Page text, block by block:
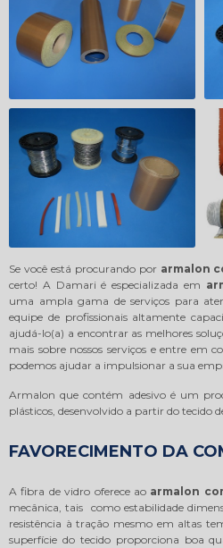
Se você está procurando por armalon
certo! A Damari é especializada em
uma ampla gama de serviços para
equipe de profissionais altamente
ajudá-lo(a) a encontrar as melhores
mais sobre nossos serviços e entre em
podemos ajudar a impulsionar a sua
Armalon que contém adesivo é um
plásticos, desenvolvido a partir do tecido
FAVORECIMENTO DA
A fibra de vidro oferece ao armalon
mecânica, tais como estabilidade
resistência à tração mesmo em altas
superfície do tecido proporciona boa